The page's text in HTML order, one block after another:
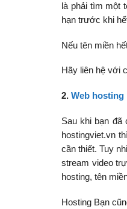
là phải tìm một
hạn trước khi
Nếu tên miền
Hãy liên hệ với
2. Web hosting
Sau khi bạn đã
hostingviet.vn
cần thiết. Tuy
stream video
hosting, tên
Hosting Bạn